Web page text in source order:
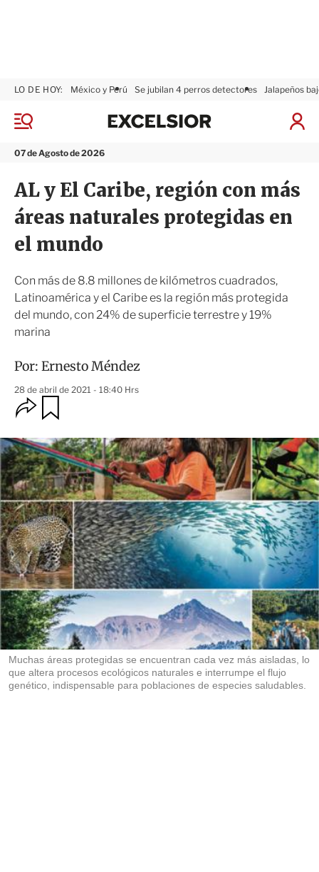
M
n
07 de Agosto de 2026
LO DE HOY: México y Perú Se jubilan 4 perros detectores Jalapeños
I
a
x
i
r
AL y El Caribe, región con más
áreas naturales protegidas en
el mundo
Con más de 8.8 millones de kilómetros cuadrados,
Latinoamérica y el Caribe es la región más protegida
del mundo, con 24% de superficie terrestre y 19%
marina
Por: Ernesto Méndez
28 de abril de 2021 - 18:40 Hrs
O
p
i
o
n
e
s
d
e
c
o
m
p
a
r
t
i
r
r
d
a
r
Muchas áreas protegidas se encuentran cada vez más aisladas, lo
que altera procesos ecológicos naturales e interrumpe el flujo
genético, indispensable para poblaciones de especies saludables.